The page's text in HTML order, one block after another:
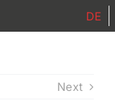
DE
Next